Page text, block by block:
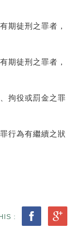
期徒刑之罪者，
期徒刑之罪者，
拘役或罰金之罪
行為有繼續之狀
: